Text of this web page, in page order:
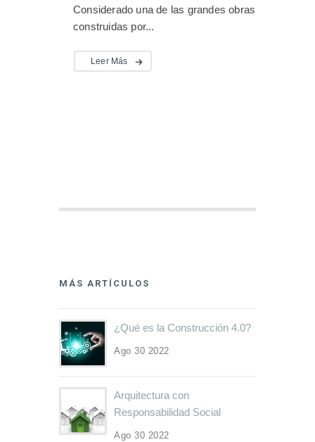
Considerado una de las grandes obras
construidas por...
Leer Más
MÁS ARTÍCULOS
¿Qué es la Construcción 4.0?
Ago 30 2022
Arquitectura con
Responsabilidad Social
Ago 30 2022